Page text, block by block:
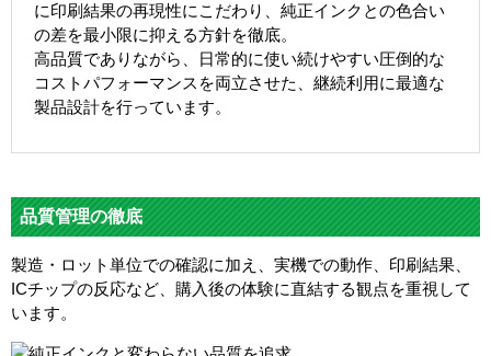
に印刷結果の再現性にこだわり、純正インクとの色合い
の差を最小限に抑える方針を徹底。
高品質でありながら、日常的に使い続けやすい圧倒的な
コストパフォーマンスを両立させた、継続利用に最適な
製品設計を行っています。
品質管理の徹底
製造・ロット単位での確認に加え、実機での動作、印刷結果、
ICチップの反応など、購入後の体験に直結する観点を重視して
います。